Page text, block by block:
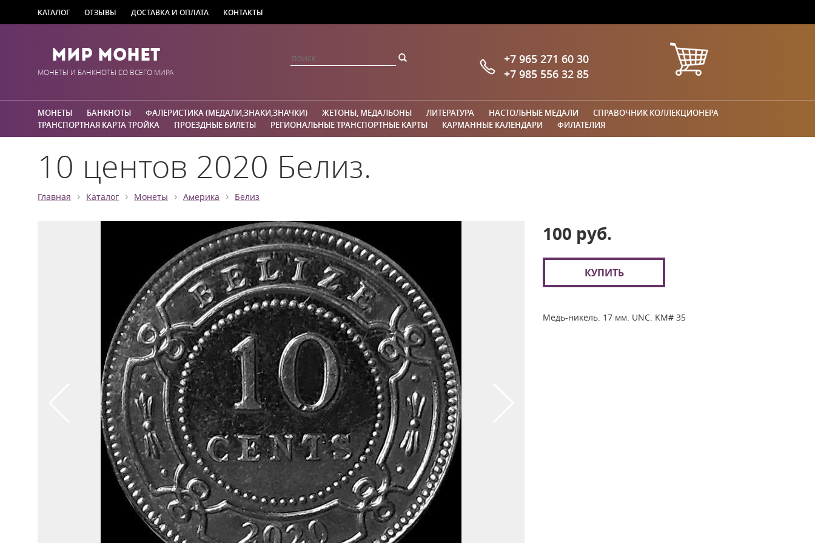
КАТАЛОГ ОТЗЫВЫ ДОСТАВКА И ОПЛАТА КОНТАКТЫ
Мир Монет
МОНЕТЫ И БАНКНОТЫ СО ВСЕГО МИРА
+7 965 271 60 30
+7 985 556 32 85
МОНЕТЫ БАНКНОТЫ ФАЛЕРИСТИКА (МЕДАЛИ,ЗНАКИ,ЗНАЧКИ) ЖЕТОНЫ, МЕДАЛЬОНЫ ЛИТЕРАТУРА НАСТОЛЬНЫЕ МЕДАЛИ
СПРАВОЧНИК КОЛЛЕКЦИОНЕРА
ТРАНСПОРТНАЯ КАРТА ТРОЙКА
ПРОЕЗДНЫЕ БИЛЕТЫ РЕГИОНАЛЬНЫЕ ТРАНСПОРТНЫЕ КАРТЫ КАРМАННЫЕ КАЛЕНДАРИ ФИЛАТЕЛИЯ
10 центов 2020 Белиз.
Главная › Каталог › Монеты › Америка › Белиз
100 руб.
КУПИТЬ
Медь-никель. 17 мм. UNC. KM# 35